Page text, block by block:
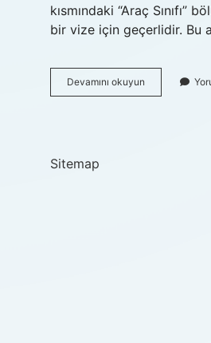
kısmındaki “Araç Sınıfı”
bir vize için geçerlidir. Bu
Devamını okuyun Mitsubishi
L200
Sitemap